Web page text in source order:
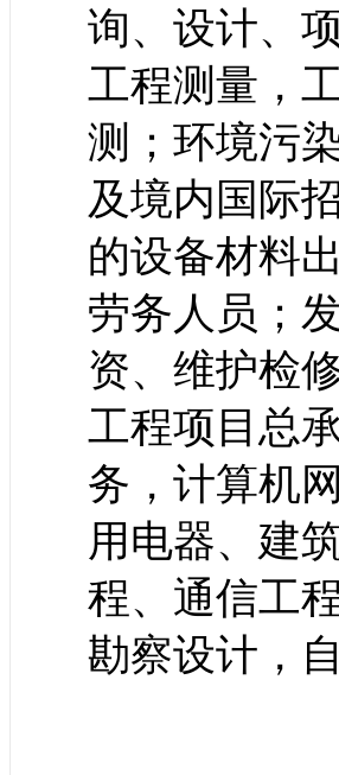
询、设计、
工程测量，
测；环境污
及境内国际
的设备材料
劳务人员；
资、维护检
工程项目总
务，计算机
用电器、建
程、通信工
勘察设计，